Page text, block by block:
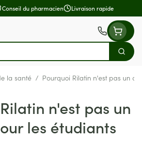
Conseil du pharmacien Livraison rapide
la santé / Pourquoi Rilatin n'est pas un
n'est pas un
les étudiants